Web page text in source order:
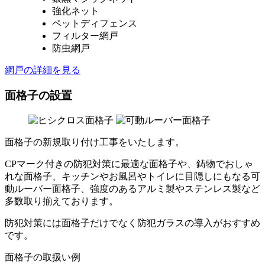
強化ネット
ペットディフェンス
フィルター網戸
防虫網戸
網戸の詳細を見る
面格子の設置
面格子の新規取り付け工事をいたします。
CPマーク付きの防犯対策に最適な面格子や、鋳物でおしゃ
れな面格子、キッチンやお風呂やトイレに目隠しにもなる可
動ルーバー面格子、強度のあるアルミ製やステンレス製など
多数取り揃えております。
防犯対策には面格子だけでなく防犯ガラスの導入がおすすめ
です。
面格子の取扱い例